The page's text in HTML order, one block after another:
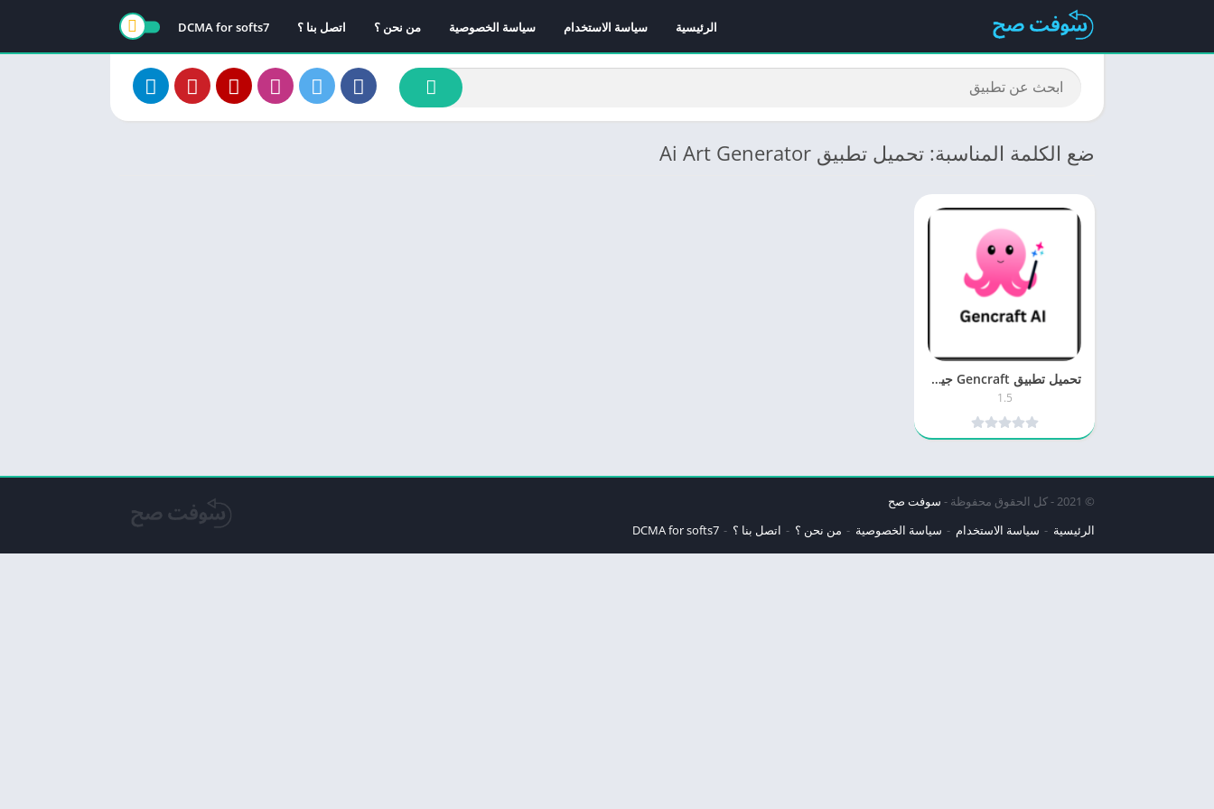
الرئيسية سياسة الاستخدام سياسة الخصوصية من نحن ؟ اتصل بنا ؟ DCMA for softs7
ضع الكلمة المناسبة: تحميل تطبيق Ai Art Generator
تحميل تطبيق Gencraft جين كرافت 1.5 للكمبيوتر والموبايل برابط مباشر
1.5
© 2021 - كل الحقوق محفوظة -
سوفت صح
الرئيسية
سياسة الاستخدام سياسة الخصوصية من نحن ؟ اتصل بنا ؟ DCMA for softs7